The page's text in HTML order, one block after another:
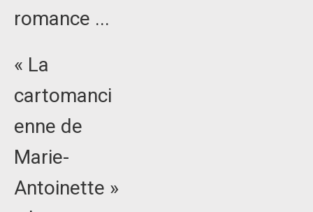
romance ...
« La
cartomanci
enne de
Marie-
Antoinette »